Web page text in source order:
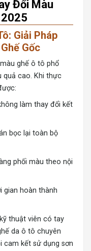
Đổi Màu
2025
Giải Pháp
Gốc
ghế ô tô phổ
quả cao. Khi thực
làm thay đổi kết
bọc lại toàn bộ
phối màu theo nội
gian hoàn thành
thuật viên có tay
da ô tô chuyên
cam kết sử dụng sơn